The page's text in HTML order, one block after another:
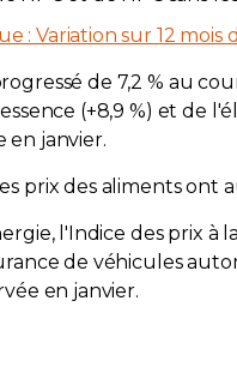
: Variation sur 12
de 7,2 % au
(+8,9 %) et de
en janvier.
prix des aliments ont
l'Indice des prix à
de véhicules
en janvier.